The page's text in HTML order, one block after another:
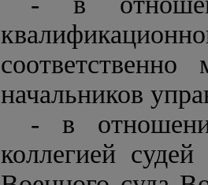
начальников
- в
коллегией